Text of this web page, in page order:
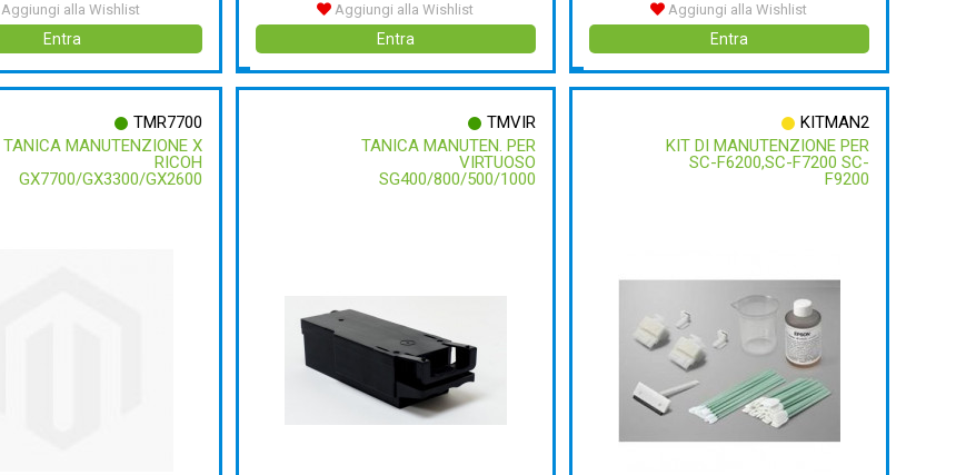
Aggiungi alla Wishlist
Entra
Aggiungi alla Wishlist
Entra
Aggiungi alla Wishlist
Entra
TMR7700
TANICA MANUTENZIONE X
RICOH
GX7700/GX3300/GX2600
TMVIR
TANICA MANUTEN. PER
VIRTUOSO
SG400/800/500/1000
KITMAN2
KIT DI MANUTENZIONE PER
SC-F6200,SC-F7200 SC-
F9200